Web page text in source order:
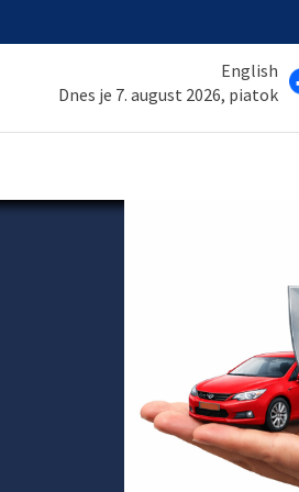
English
Dnes je 7. august 2026, piatok